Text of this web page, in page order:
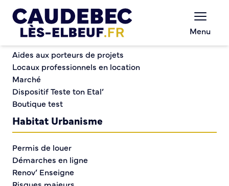
Menu
Portes ouvertes du GRETA Portes Normandes
Portes ouvertes du
GRETA Portes
Normandes
Chèques-cadeaux municipaux – Soutenez le
Aides aux porteurs de projets
Locaux professionnels en location
Marché
Dispositif Teste ton Etal’
Boutique test
Habitat Urbanisme
Permis de louer
Démarches en ligne
Renov’ Enseigne